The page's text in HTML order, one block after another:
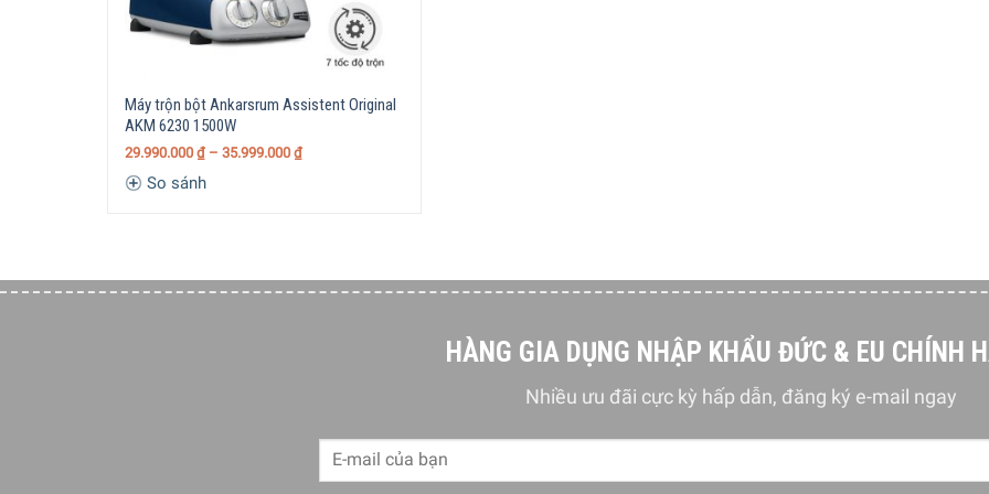
Thông số kỹ thuật
– Điều chỉnh độ dày của bột từ 0,6 mm đến 4,8 mm
– Cắt sợi mì rộng 6 mm
– Độ dày khuyến nghị: 1 mm cho lasagna (cài đặt mức 7) và 1,2-1,5 mm cho
Bao gồm
– Dụng cụ cán mì Lasagna
Máy trộn bột Ankarsrum Assistent Original
AKM 6230 1500W
29.990.000 ₫ – 35.999.000 ₫
So sánh
HÀNG GIA DỤNG NHẬP KHẨU ĐỨC & EU CHÍNH
Nhiều ưu đãi cực kỳ hấp dẫn, đăng ký e-mail ngay